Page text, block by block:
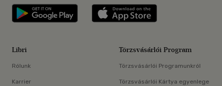
Libri applikáció Szerezd meg: Google
Libri
Rólunk
Karrier
Törzsvásárlói Program
Törzsvásárlói Programunkról
Törzsvásárlói Kártya egyenlege